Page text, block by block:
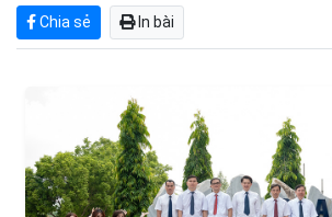
Chia sẻ In bài